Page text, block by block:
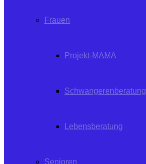
Frauen
Projekt-MAMA
Schwangerenberatung
Lebensberatung
Senioren